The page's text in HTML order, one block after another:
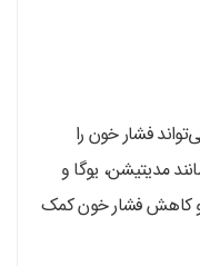
فشار خون را
مدیتیشن، یوگا و
و کاهش فشار خون کمک